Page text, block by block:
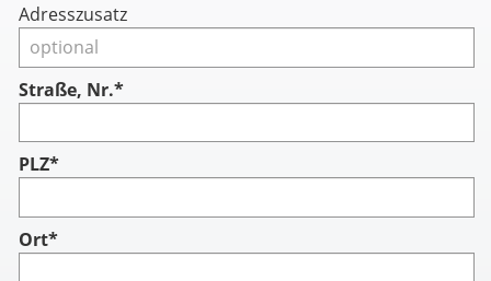
Adresszusatz
Straße, Nr.*
PLZ*
Ort*